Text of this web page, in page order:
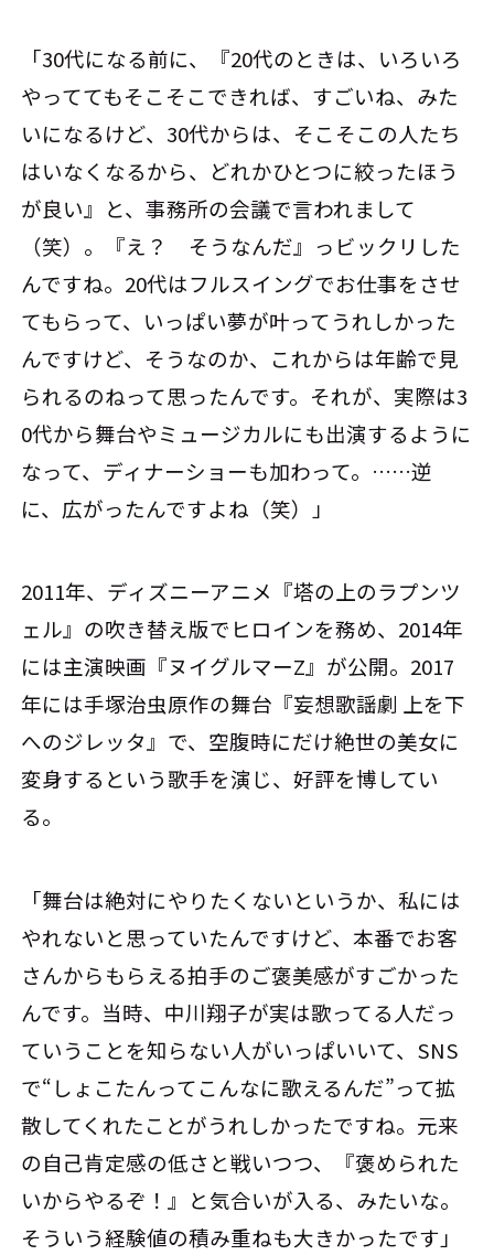
「30代になる前に、『20代のときは、いろいろ
やっててもそこそこできれば、すごいね、みた
いになるけど、30代からは、そこそこの人たち
はいなくなるから、どれかひとつに絞ったほう
が良い』と、事務所の会議で言われまして
（笑）。『え？ そうなんだ』っビックリした
んですね。20代はフルスイングでお仕事をさせ
てもらって、いっぱい夢が叶ってうれしかった
んですけど、そうなのか、これからは年齢で見
られるのねって思ったんです。それが、実際は3
0代から舞台やミュージカルにも出演するように
なって、ディナーショーも加わって。……逆
に、広がったんですよね（笑）」
2011年、ディズニーアニメ『塔の上のラプンツ
ェル』の吹き替え版でヒロインを務め、2014年
には主演映画『ヌイグルマーZ』が公開。2017
年には手塚治虫原作の舞台『妄想歌謡劇 上を下
へのジレッタ』で、空腹時にだけ絶世の美女に
変身するという歌手を演じ、好評を博してい
る。
「舞台は絶対にやりたくないというか、私には
やれないと思っていたんですけど、本番でお客
さんからもらえる拍手のご褒美感がすごかった
んです。当時、中川翔子が実は歌ってる人だっ
ていうことを知らない人がいっぱいいて、SNS
で“しょこたんってこんなに歌えるんだ”って拡
散してくれたことがうれしかったですね。元来
の自己肯定感の低さと戦いつつ、『褒められた
いからやるぞ！』と気合いが入る、みたいな。
そういう経験値の積み重ねも大きかったです」